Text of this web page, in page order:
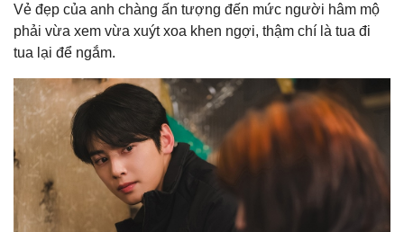
Vẻ đẹp của anh chàng ấn tượng đến mức người hâm mộ
phải vừa xem vừa xuýt xoa khen ngợi, thậm chí là tua đi
tua lại để ngắm.